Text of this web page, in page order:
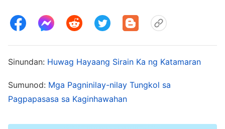
nilang kung hindi kami magsisisi, kamumuhian
tapat,” at “kamumuhian ng Diyos,” lalo akong
nabalisa at hindi ko man lang maiangat ang ulo
Sinundan: Huwag Hayaang Sirain Ka ng Katamaran
Sumunod: Mga Pagninilay-nilay Tungkol sa
Pagpapasasa sa Kaginhawahan